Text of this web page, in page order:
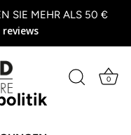
SIE MEHR ALS 50 €
reviews
0